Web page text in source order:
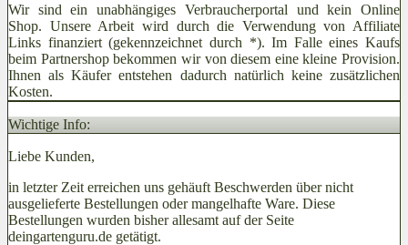
Wir sind ein unabhängiges Verbraucherportal und kein Online
Shop. Unsere Arbeit wird durch die Verwendung von Affiliate
Links finanziert (gekennzeichnet durch *). Im Falle eines Kaufs
beim Partnershop bekommen wir von diesem eine kleine Provision.
Ihnen als Käufer entstehen dadurch natürlich keine zusätzlichen
Kosten.
Wichtige Info:
Liebe Kunden,
in letzter Zeit erreichen uns gehäuft Beschwerden über nicht
ausgelieferte Bestellungen oder mangelhafte Ware. Diese
Bestellungen wurden bisher allesamt auf der Seite
deingartenguru.de getätigt.